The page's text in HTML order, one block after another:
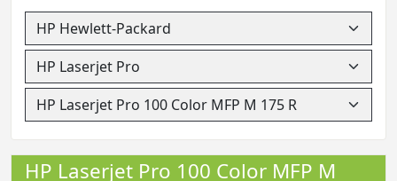
HP Laserjet Pro 100 Color MFP M